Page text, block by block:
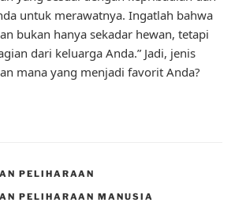
untuk merawatnya. Ingatlah bahwa
bukan hanya sekadar hewan, tetapi
dari keluarga Anda.” Jadi, jenis
mana yang menjadi favorit Anda?
PELIHARAAN
PELIHARAAN MANUSIA